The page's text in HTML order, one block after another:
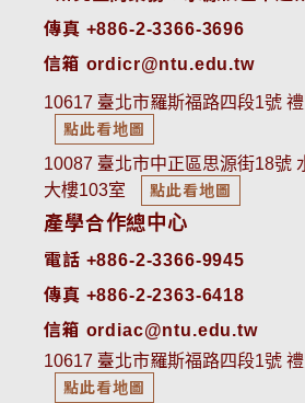
傳真 +886-2-3366-3696
信箱 ordicr@ntu.edu.tw
10617 臺北市羅斯福路四段1號
點此看地圖
10087 臺北市中正區思源街18號
大樓103室
點此看地圖
產學合作總中心
電話 +886-2-3366-9945
傳真 +886-2-2363-6418
信箱 ordiac@ntu.edu.tw
10617 臺北市羅斯福路四段1號
點此看地圖